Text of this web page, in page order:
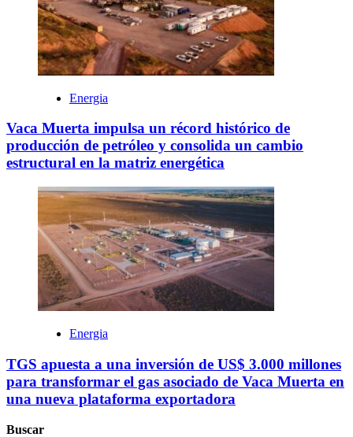
Energia
Vaca Muerta impulsa un récord histórico de
producción de petróleo y consolida un cambio
estructural en la matriz energética
Energia
TGS apuesta a una inversión de US$ 3.000 millones
para transformar el gas asociado de Vaca Muerta en
una nueva plataforma exportadora
Buscar